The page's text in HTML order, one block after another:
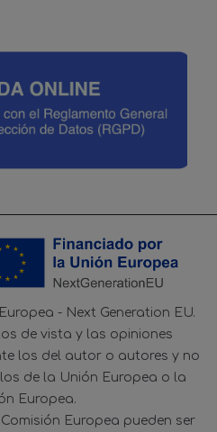
- Next Generation EU.
de vista y las opiniones
los del autor o autores y no
de la Unión Europea o la
Europea.
Europea pueden ser